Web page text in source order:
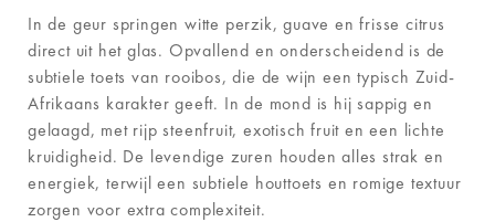
In de geur springen witte perzik, guave en frisse citrus
direct uit het glas. Opvallend en onderscheidend is de
subtiele toets van rooibos, die de wijn een typisch Zuid-
Afrikaans karakter geeft. In de mond is hij sappig en
gelaagd, met rijp steenfruit, exotisch fruit en een lichte
kruidigheid. De levendige zuren houden alles strak en
energiek, terwijl een subtiele houttoets en romige textuur
zorgen voor extra complexiteit.